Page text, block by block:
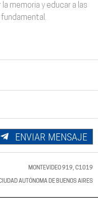
memoria y educar a las
ENVIAR MENSAJE
MONTEVIDEO 919, C1019
AUTÓNOMA DE BUENOS AIRES